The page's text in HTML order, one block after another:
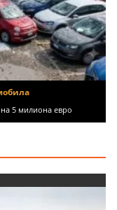
5 милиона евро